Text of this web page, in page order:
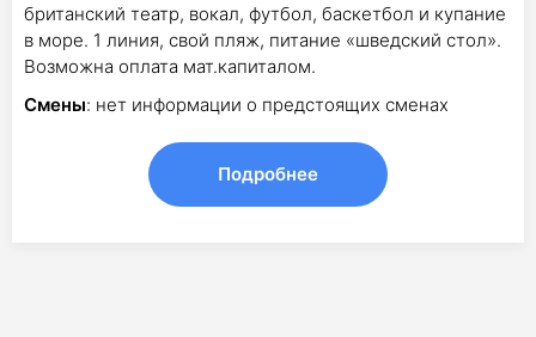
британский театр, вокал, футбол, баскетбол и купание
в море. 1 линия, свой пляж, питание «шведский стол».
Возможна оплата мат.капиталом.
Смены: нет информации о предстоящих сменах
Подробнее